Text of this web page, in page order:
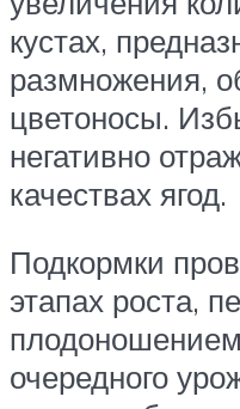
кустах,
размножения,
цветоносы.
негативно
качествах ягод.
Подкормки
этапах роста,
очередного